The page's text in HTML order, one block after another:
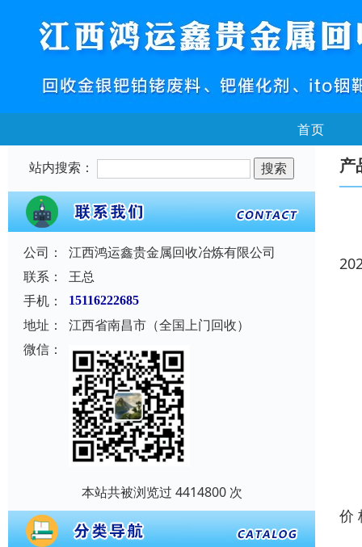
首页
站内搜索：
公司：
江西鸿运鑫贵金属回收冶炼有限公司
联系：
王总
手机：
15116222685
地址：
江西省南昌市（全国上门回收）
微信：
本站共被浏览过 4414800 次
产
价